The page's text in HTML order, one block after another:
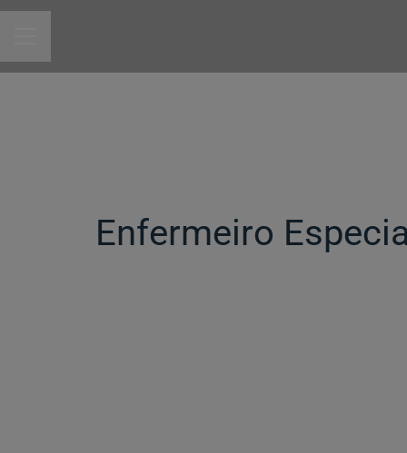
Enfermeiro